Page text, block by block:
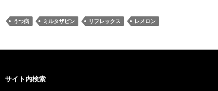
うつ病 ミルタザピン リフレックス レメロン
サイト内検索